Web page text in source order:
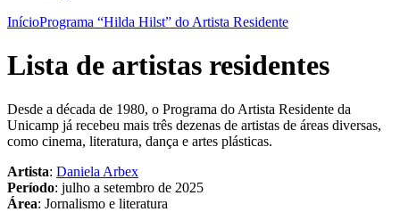
InícioPrograma “Hilda Hilst” do Artista Residente
Lista de artistas residentes
Desde a década de 1980, o Programa do Artista Residente da
Unicamp já recebeu mais três dezenas de artistas de áreas diversas,
como cinema, literatura, dança e artes plásticas.
Artista: Daniela Arbex
Período: julho a setembro de 2025
Área: Jornalismo e literatura